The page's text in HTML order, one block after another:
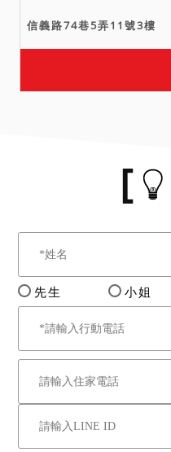
信義路74巷5弄11號3樓
先生 小姐